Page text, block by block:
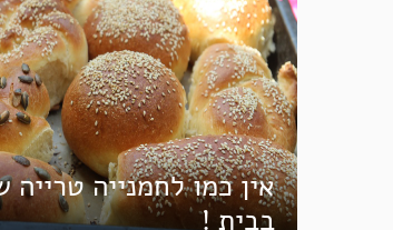
אין כמו לחמנייה טרייה
בבית !